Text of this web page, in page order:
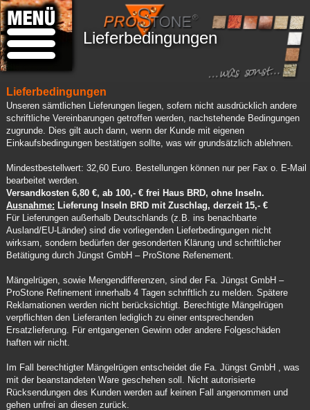
Lieferbedingungen
Lieferbedingungen
Unseren sämtlichen Lieferungen liegen, sofern nicht ausdrücklich andere
schriftliche Vereinbarungen getroffen werden, nachstehende Bedingungen
zugrunde. Dies gilt auch dann, wenn der Kunde mit eigenen
Einkaufsbedingungen bestätigen sollte, was wir grundsätzlich ablehnen.
Mindestbestellwert: 32,60 Euro. Bestellungen können nur per Fax o. E-Mail
bearbeitet werden.
Versandkosten 6,80 €, ab 100,- € frei Haus BRD, ohne Inseln.
Ausnahme: Lieferung Inseln BRD mit Zuschlag, derzeit 15,- €
Für Lieferungen außerhalb Deutschlands (z.B. ins benachbarte
Ausland/EU-Länder) sind die vorliegenden Lieferbedingungen nicht
wirksam, sondern bedürfen der gesonderten Klärung und schriftlicher
Betätigung durch Jüngst GmbH – ProStone Refenement.
Mängelrügen, sowie Mengendifferenzen, sind der Fa. Jüngst GmbH –
ProStone Refinement innerhalb 4 Tagen schriftlich zu melden. Spätere
Reklamationen werden nicht berücksichtigt. Berechtigte Mängelrügen
verpflichten den Lieferanten lediglich zu einer entsprechenden
Ersatzlieferung. Für entgangenen Gewinn oder andere Folgeschäden
haften wir nicht.
Im Fall berechtigter Mängelrügen entscheidet die Fa. Jüngst GmbH , was
mit der beanstandeten Ware geschehen soll. Nicht autorisierte
Rücksendungen des Kunden werden auf keinen Fall angenommen und
gehen unfrei an diesen zurück.